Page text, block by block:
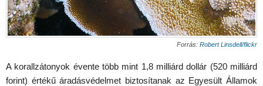
Forrás: Robert Linsdell/flickr
A korallzátonyok évente több mint 1,8 milliárd dollár (520 milliárd
forint) értékű áradásvédelmet biztosítanak az Egyesült Államok